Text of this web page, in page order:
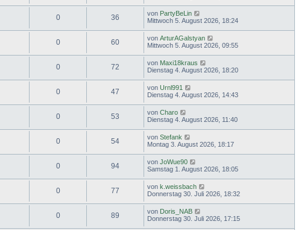
0 36 von PartyBeLin
Mittwoch 5. August 2026, 18:24
0 60 von ArturAGalstyan
Mittwoch 5. August 2026, 09:55
0 72 von Maxi18kraus
Dienstag 4. August 2026, 18:20
0 47 von Urnl991
Dienstag 4. August 2026, 14:43
0 53 von Charo
Dienstag 4. August 2026, 11:40
0 54 von Stefank
Montag 3. August 2026, 18:17
0 94 von JoWue90
Samstag 1. August 2026, 18:05
0 77 von k.weissbach
Donnerstag 30. Juli 2026, 18:32
0 89 von Doris_NAB
Donnerstag 30. Juli 2026, 17:15